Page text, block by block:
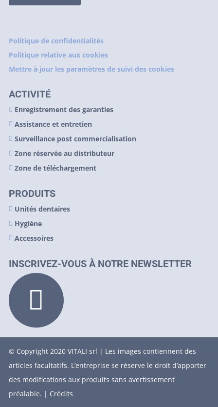
Politique de confidentialités
Politique relative aux cookies
Mettre à jour les paramètres de suivi des cookies
ACTIVITÉ
Enregistrement des garanties
Assistance et entretien
Surveillance post commercialisation
Zone réservée au distributeur
Zone de téléchargement
PRODUITS
Unités dentaires
Hygiène
Accessoires
INSCRIVEZ-VOUS À NOTRE NEWSLETTER
© Copyright 2020 VITALI srl | Les images contiennent des
articles facultatifs. L’entreprise se réserve le droit d’apporter
des modifications aux produits sans avertissement
préalable. | Crédits